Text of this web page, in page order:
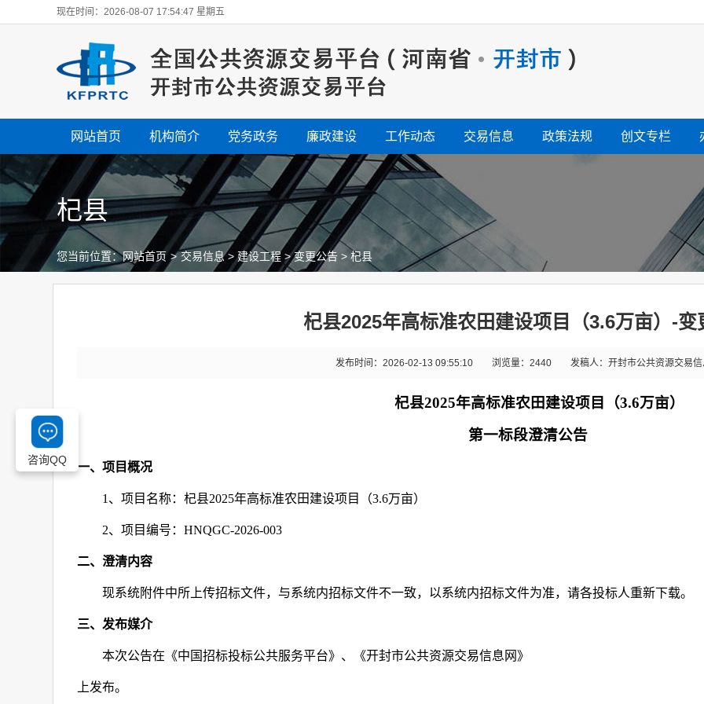
现在时间：2026-08-07 17:54:47 星期五
网站首页 机构简介 党务政务 廉政建设 工作动态 交易信息 政策法规 创文专栏
杞县
您当前位置：网站首页 > 交易信息>建设工程 >变更公告 >杞县
杞县2025年高标准农田建设项目（3.6万亩）-变
发布时间：2026-02-13 09:55:10 浏览量： 2440 发稿人：开封市公共资源交易信
杞县2025年高标准农田建设项目（3.6万亩）
第一标段澄清公告
一、项目概况
1 、项目名称：杞县2025年高标准农田建设项目（3.6万亩）
2、项目编号： HNQGC-2026-003
二、澄清内容
现系统附件中所上传招标文件，与系统内招标文件不一致，以系统内招标文件为准，请各投标人重新下载。
三、发布媒介
本次公告在《中国招标投标公共服务平台》、《开封市公共资源交易信息网》
上发布。
咨询QQ